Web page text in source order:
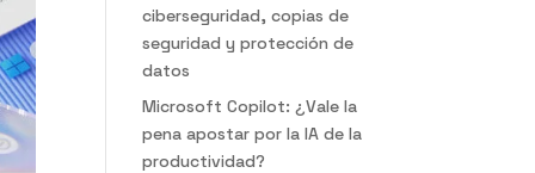
ciberseguridad, copias de
seguridad y protección de
datos
Microsoft Copilot: ¿Vale la
pena apostar por la IA de la
productividad?